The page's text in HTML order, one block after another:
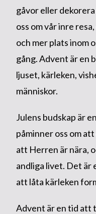
gåvor eller
oss om vår inre
och mer plats inom
gång. Advent är en
ljuset, kärleken,
människor.
Julens budskap är
påminner oss om
att Herren är nära,
andliga livet. Det är
att låta kärleken
Advent är en tid att